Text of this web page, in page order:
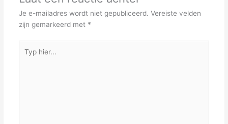
Je e-mailadres wordt niet gepubliceerd. Vereiste velden
zijn gemarkeerd met *
hier...